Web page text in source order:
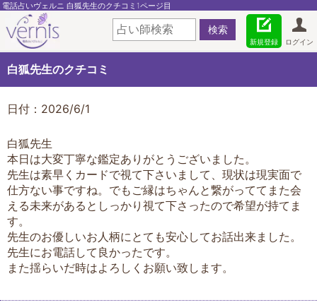
電話占いヴェルニ 白狐先生のクチコミ1ページ目
ログイン
新規登録
白狐先生のクチコミ
日付：2026/6/1
白狐先生
本日は大変丁寧な鑑定ありがとうございました。
先生は素早くカードで視て下さいまして、現状は現実面で
仕方ない事ですね。でもご縁はちゃんと繋がっててまた会
える未来があるとしっかり視て下さったので希望が持てま
す。
先生のお優しいお人柄にとても安心してお話出来ました。
先生にお電話して良かったです。
また揺らいだ時はよろしくお願い致します。